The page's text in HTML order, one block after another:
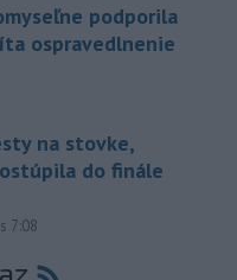
podporila
ospravedlnenie
na stovke,
do finále
7:08